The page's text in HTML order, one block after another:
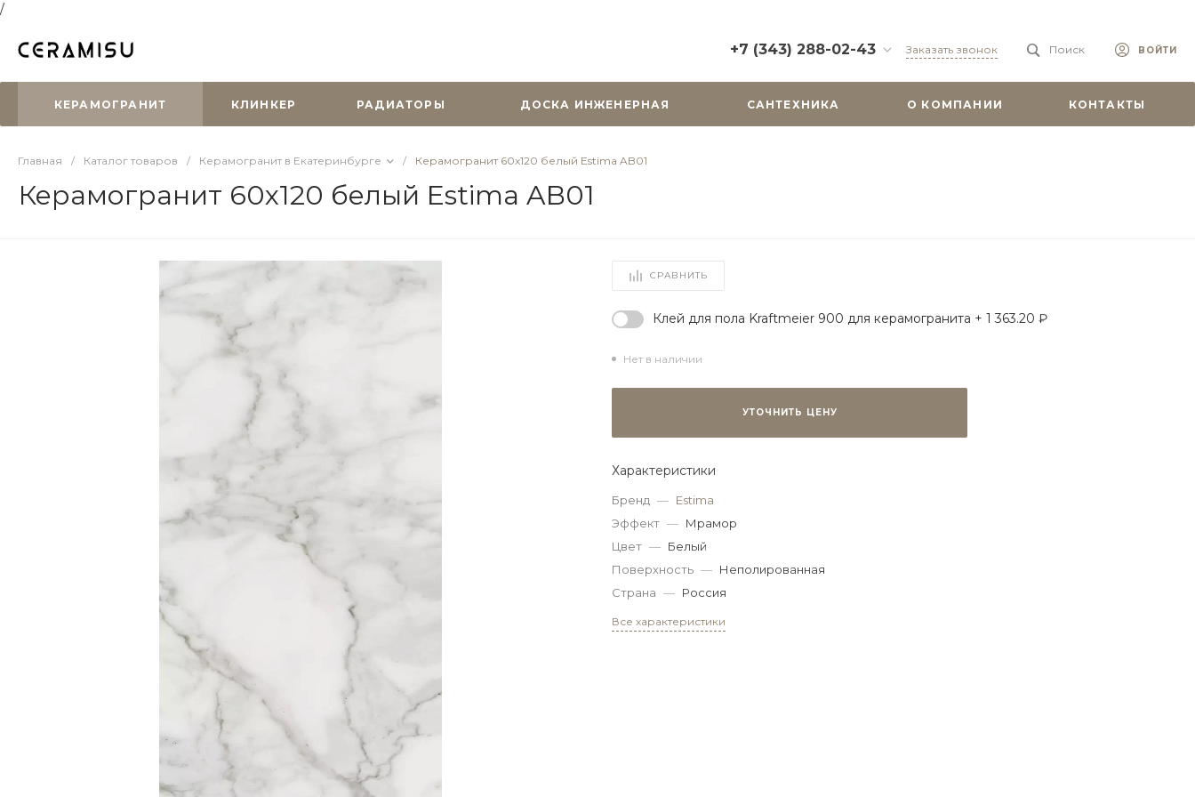
/
+7 (343) 288-02-43
г. Екатеринбург, ул.
Горького, д. 51
Заказать звонок Поиск ВОЙТИ
КЕРАМОГРАНИТ КЛИНКЕР РАДИАТОРЫ ДОСКА ИНЖЕНЕРНАЯ САНТЕХНИКА О КОМПАНИИ КОНТАКТЫ
Главная / Каталог товаров / Керамогранит в Екатеринбурге / Керамогранит 60х120 белый Estima AB01
Керамогранит 60х120 белый Estima AB01
СРАВНИТЬ
Клей для пола Kraftmeier 900 для керамогранита + 1 363.20 ₽
Нет в наличии
УТОЧНИТЬ ЦЕНУ
Характеристики
Бренд — Estima
Эффект — Мрамор
Цвет — Белый
Поверхность — Неполированная
Страна — Россия
Все характеристики